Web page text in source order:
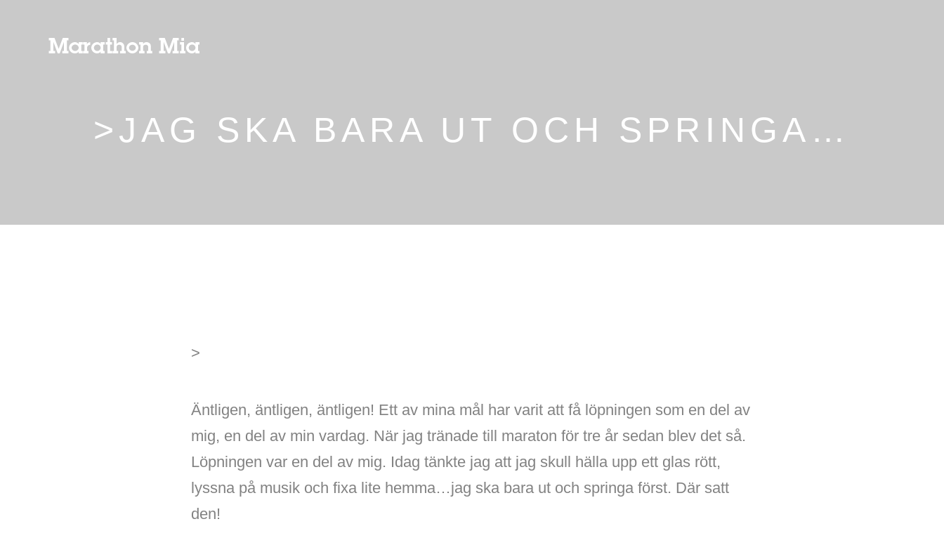
>JAG SKA BARA UT OCH SPRINGA…
>
Äntligen, äntligen, äntligen! Ett av mina mål har varit att få löpningen som en del av
mig, en del av min vardag. När jag tränade till maraton för tre år sedan blev det så.
Löpningen var en del av mig. Idag tänkte jag att jag skull hälla upp ett glas rött,
lyssna på musik och fixa lite hemma…jag ska bara ut och springa först. Där satt
den!